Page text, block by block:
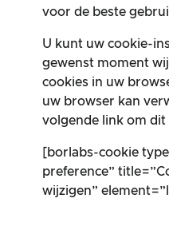
voor de beste
U kunt uw cookie-
gewenst moment
cookies in uw
uw browser kan
volgende link om dit
[borlabs-cookie
preference”
wijzigen”